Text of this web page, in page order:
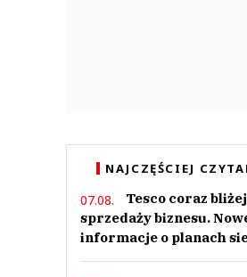
NAJCZĘŚCIEJ
07.08.
Tesco coraz bliżej
sprzedaży biznesu.
informacje o planach